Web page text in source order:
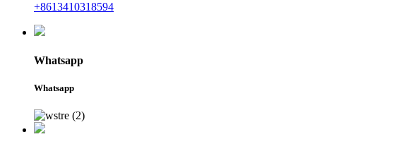
+8613410318594
Whatsapp
Whatsapp